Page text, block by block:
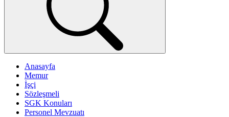
Anasayfa
Memur
İşçi
Sözleşmeli
SGK Konuları
Personel Mevzuatı